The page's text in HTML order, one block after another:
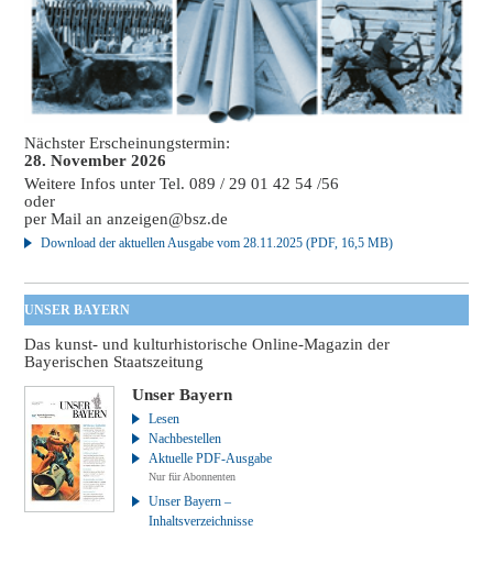
Nächster Erscheinungstermin:
28. November 2026
Weitere Infos unter Tel. 089 / 29 01 42 54 /56
oder
per Mail ananzeigen@bsz.de
Download der aktuellen Ausgabe vom 28.11.2025 (PDF, 16,5 MB)
UNSER BAYERN
Das kunst- und kulturhistorische Online-Magazin der
Bayerischen Staatszeitung
Unser Bayern
Lesen
Nachbestellen
Aktuelle PDF-Ausgabe
Nur für Abonnenten
Unser Bayern –
Inhaltsverzeichnisse